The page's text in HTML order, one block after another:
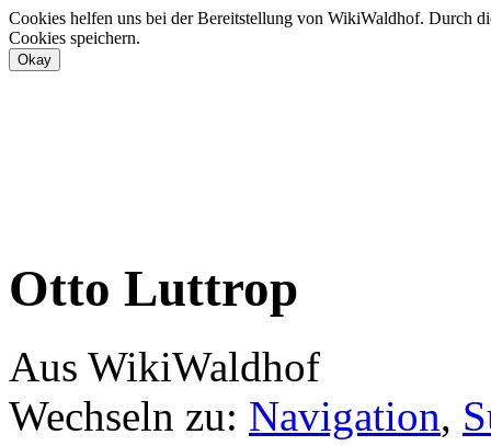
Cookies helfen uns bei der Bereitstellung von WikiWaldhof. Durch
Cookies speichern.
Otto Luttrop
Aus WikiWaldhof
Wechseln zu: Navigation,